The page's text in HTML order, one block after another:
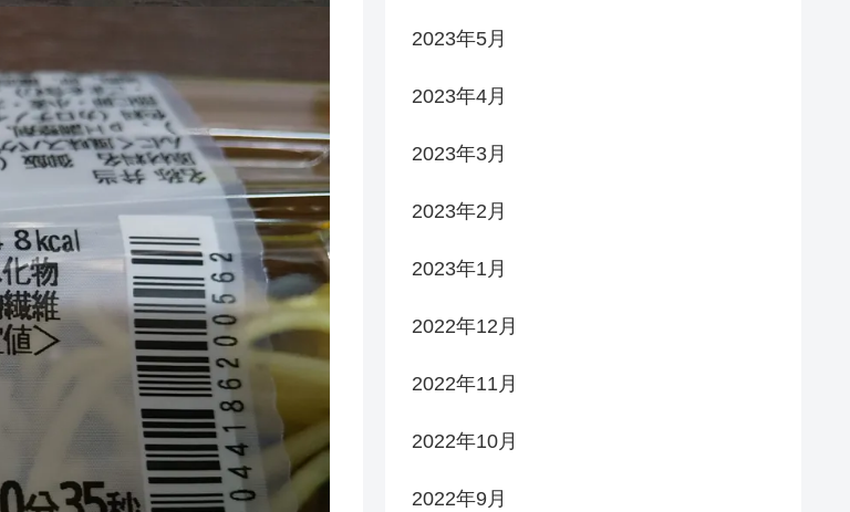
2023年5月
2023年4月
2023年3月
2023年2月
2023年1月
2022年12月
2022年11月
2022年10月
2022年9月